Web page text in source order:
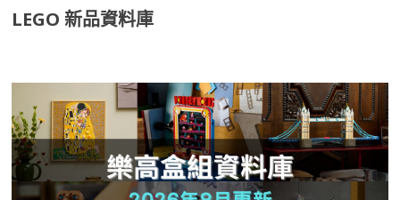
LEGO 新品資料庫